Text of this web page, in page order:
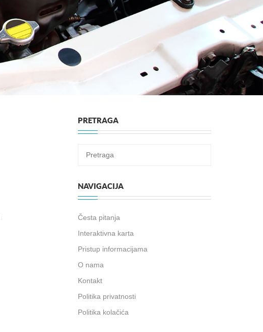
PRETRAGA
NAVIGACIJA
Česta pitanja
Interaktivna karta
Pristup informacijama
O nama
Kontakt
Politika privatnosti
Politika kolačića